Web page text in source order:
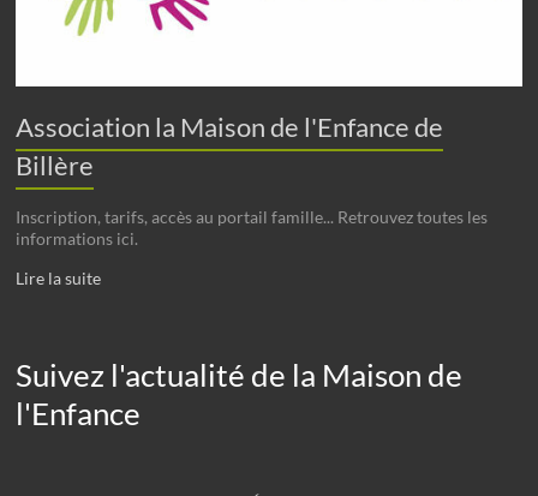
Association la Maison de l'Enfance de
Billère
Inscription, tarifs, accès au portail famille... Retrouvez toutes les
informations ici.
Lire la suite
Suivez l'actualité de la Maison de
l'Enfance